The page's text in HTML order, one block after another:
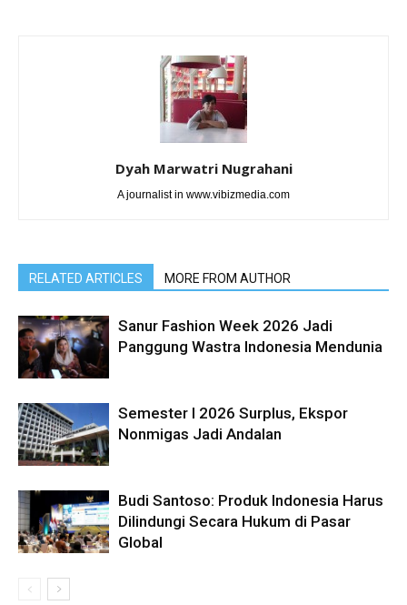
Dyah Marwatri Nugrahani
A journalist in www.vibizmedia.com
RELATED ARTICLES MORE FROM AUTHOR
Sanur Fashion Week 2026 Jadi
Panggung Wastra Indonesia Mendunia
Semester I 2026 Surplus, Ekspor
Nonmigas Jadi Andalan
Budi Santoso: Produk Indonesia Harus
Dilindungi Secara Hukum di Pasar
Global